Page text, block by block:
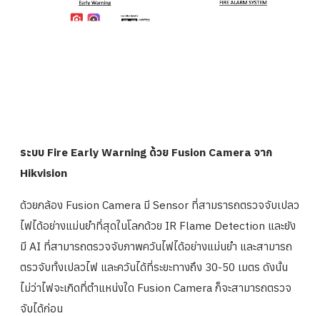
ระบบ Fire Early Warning ด้วย Fusion Camera จาก
Hikvision
ด้วยกล้อง Fusion Camera มี Sensor ที่สามรารถตรวจจับเปลว
ไฟได้อย่างแม่นยำที่สุดในโลกด้วย IR Flame Detection และยัง
มี AI ที่สามารถตรวจจับภาพควันไฟได้อย่างแม่นยำ และสามารถ
ตรวจับทั้งเปลวไฟ และควันได้ที่ระยะทางถึง 30-50 เมตร ดังนั้น
ไม่ว่าไฟจะเกิดที่ตำแหน่งใด Fusion Camera ก็จะสามารถตรวจ
จับได้ก่อน